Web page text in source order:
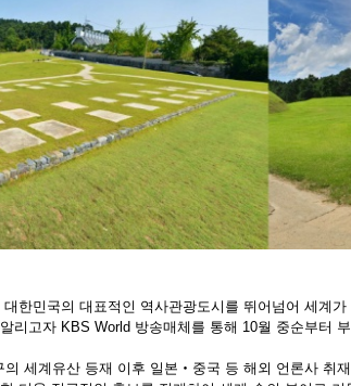
대한민국의 대표적인 역사관광도시를 뛰어넘어 세계
리고자 KBS World 방송매체를 통해 10월 중순부터
의 세계유산 등재 이후 일본‧중국 등 해외 언론사 취